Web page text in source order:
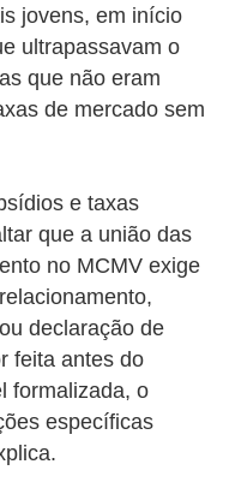
jovens, em início
ultrapassavam o
que não eram
de mercado sem
e taxas
que a união das
no MCMV exige
declaração de
feita antes do
formalizada, o
específicas